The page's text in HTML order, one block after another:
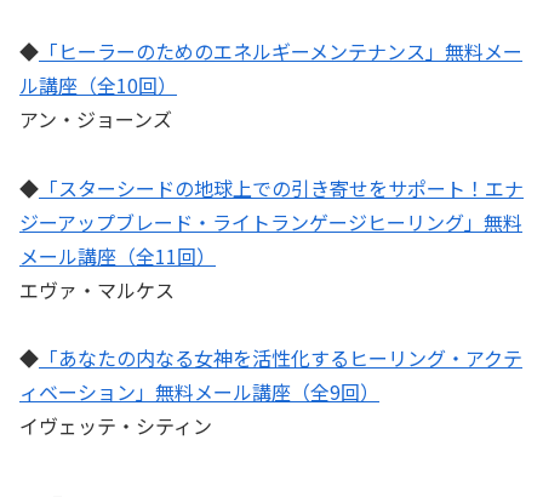
◆ 「ヒーラーのためのエネルギーメンテナンス」無料メー
ル講座（全10回）
アン・ジョーンズ
◆ 「スターシードの地球上での引き寄せをサポート！エナ
ジーアップブレード・ライトランゲージヒーリング」無料
メール講座（全11回）
エヴァ・マルケス
◆ 「あなたの内なる女神を活性化するヒーリング・アクテ
ィベーション」無料メール講座（全9回）
イヴェッテ・シティン